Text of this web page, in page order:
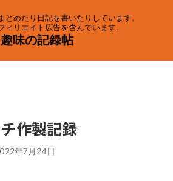
とめたり日記を書いたりしています。
ィリエイト広告を含んでいます。
趣味の記録帖
チ作製記録
年7月24日